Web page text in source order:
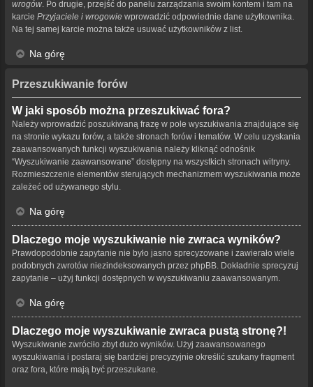
wrogów . Po drugie, przejść do panelu zarządzania swoim kontem i tam na
karcie Przyjaciele i wrogowie wprowadzić odpowiednie dane użytkownika.
Na tej samej karcie można także usuwać użytkowników z list.
Na górę
Przeszukiwanie forów
W jaki sposób można przeszukiwać fora?
Należy wprowadzić poszukiwaną frazę w pole wyszukiwania znajdujące się
na stronie wykazu forów, a także stronach forów i tematów. W celu uzyskania
zaawansowanych funkcji wyszukiwania należy kliknąć odnośnik
“Wyszukiwanie zaawansowane” dostępny na wszystkich stronach witryny.
Rozmieszczenie elementów sterujących mechanizmem wyszukiwania może
zależeć od używanego stylu.
Na górę
Dlaczego moje wyszukiwanie nie zwraca wyników?
Prawdopodobnie zapytanie nie było jasno sprecyzowane i zawierało wiele
podobnych zwrotów niezindeksowanych przez phpBB. Dokładnie sprecyzuj
zapytanie – użyj funkcji dostępnych w wyszukiwaniu zaawansowanym.
Na górę
Dlaczego moje wyszukiwanie zwraca pustą stronę?!
Wyszukiwanie zwróciło zbyt dużo wyników. Użyj zaawansowanego
wyszukiwania i postaraj się bardziej precyzyjnie określić szukany fragment
oraz fora, które mają być przeszukane.